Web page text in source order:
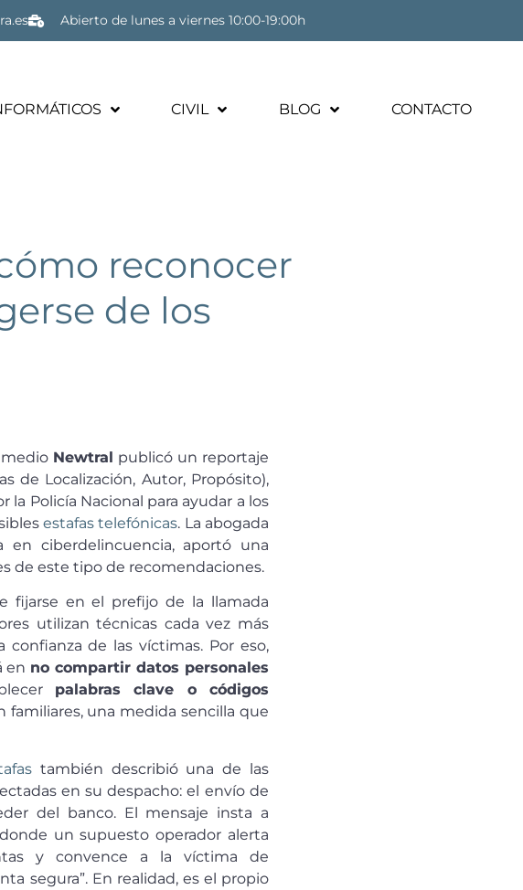
Abierto de lunes a viernes 10:00-19:00h
CIVIL BLOG CONTACTO
reconocer
de los
Newtral publicó un reportaje
de Localización, Autor, Propósito),
la Policía Nacional para ayudar a los
estafas telefónicas. La abogada
en ciberdelincuencia, aportó una
de este tipo de recomendaciones.
fijarse en el prefijo de la llamada
utilizan técnicas cada vez más
confianza de las víctimas. Por eso,
en no compartir datos personales
palabras clave o códigos
familiares, una medida sencilla que
también describió una de las
en su despacho: el envío de
del banco. El mensaje insta a
un supuesto operador alerta
y convence a la víctima de
segura”. En realidad, es el propio